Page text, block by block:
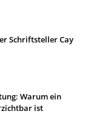
Schriftsteller Cay
Warum ein
ist